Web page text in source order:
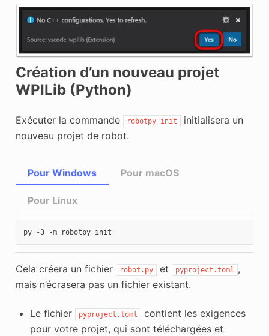
Création d’un nouveau projet
WPILib (Python)
Exécuter la commande robotpy init
initialisera un
nouveau projet de robot.
Pour Windows
py -3 -m robotpy
Pour macOS
Pour Linux
Cela créera un fichier robot.py et pyproject.toml ,
mais n’écrasera pas un fichier existant.
Le fichier pyproject.toml
contient les exigences
pour votre projet, qui sont téléchargées et